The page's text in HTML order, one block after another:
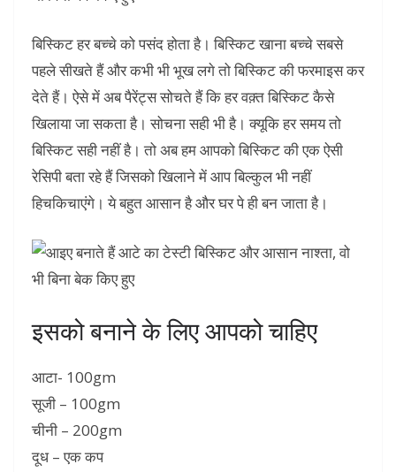
बिस्किट हर बच्चे को पसंद होता है। बिस्किट खाना बच्चे सबसे
पहले सीखते हैं और कभी भी भूख लगे तो बिस्किट की फरमाइस कर
देते हैं। ऐसे में अब पैरेंट्स सोचते हैं कि हर वक़्त बिस्किट कैसे
खिलाया जा सकता है। सोचना सही भी है। क्यूकि हर समय तो
बिस्किट सही नहीं है। तो अब हम आपको बिस्किट की एक ऐसी
रेसिपी बता रहे हैं जिसको खिलाने में आप बिल्कुल भी नहीं
हिचकिचाएंगे। ये बहुत आसान है और घर पे ही बन जाता है।
इसको बनाने के लिए आपको चाहिए
आटा- 100gm
सूजी – 100gm
चीनी – 200gm
दूध – एक कप